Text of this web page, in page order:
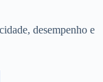
desempenho e